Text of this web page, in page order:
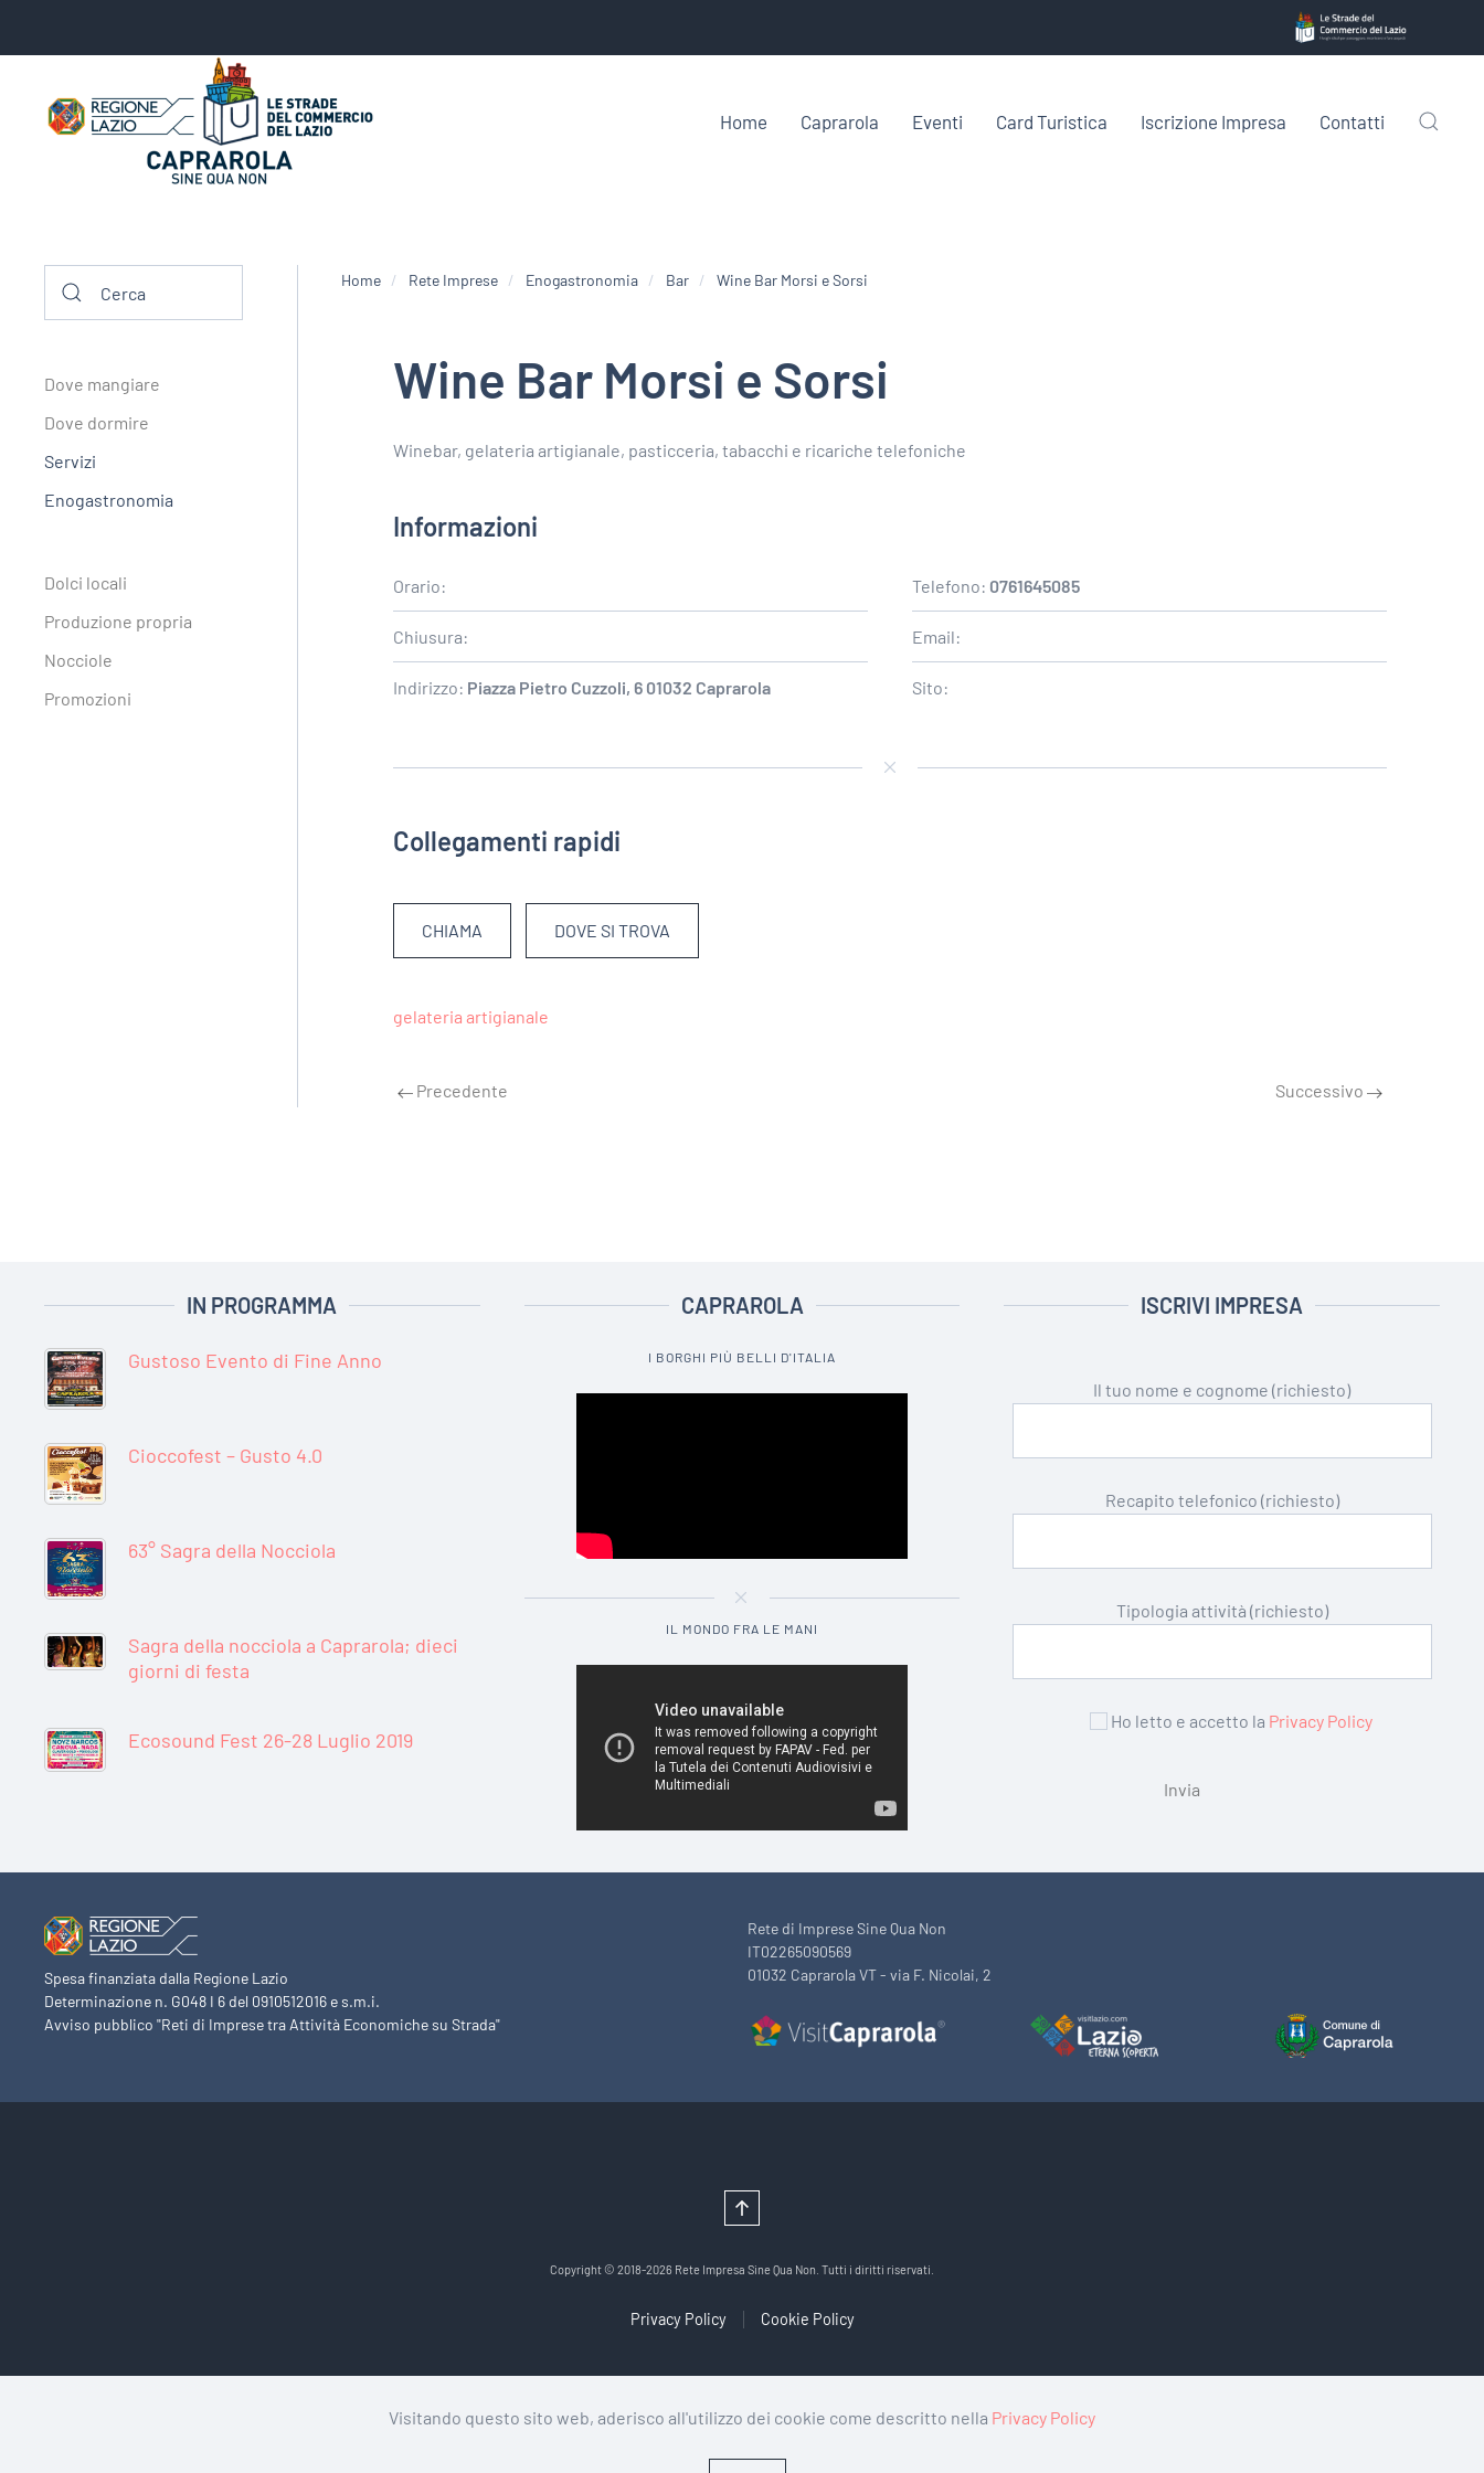
Home Caprarola Eventi Card Turistica Iscrizione Impresa Contatti
Home Rete Imprese Enogastronomia Bar Wine Bar Morsi e Sorsi
Wine Bar Morsi e Sorsi
Winebar, gelateria artigianale, pasticceria, tabacchi e ricariche telefoniche
Informazioni
Orario:
Chiusura:
Indirizzo: Piazza Pietro Cuzzoli, 6 01032 Caprarola
Telefono: 0761645085
Email:
Sito:
Collegamenti rapidi
CHIAMA DOVE SI TROVA
gelateria artigianale
Precedente Successivo
Dove mangiare
Dove dormire
Servizi
Enogastronomia
Dolci locali
Produzione propria
Nocciole
Promozioni
IN PROGRAMMA
Gustoso Evento di Fine Anno
Cioccofest – Gusto 4.0
63° Sagra della Nocciola
Sagra della nocciola a Caprarola; dieci
giorni di festa
Ecosound Fest 26-28 Luglio 2019
CAPRAROLA
I BORGHI PIÙ BELLI D'ITALIA
IL MONDO FRA LE MANI
ISCRIVI IMPRESA
Il tuo nome e cognome (richiesto)
Recapito telefonico (richiesto)
Tipologia attività (richiesto)
Ho letto e accetto la Privacy Policy
Spesa finanziata dalla Regione Lazio
Determinazione n. G048 I 6 del 0910512016 e s.m.i.
Avviso pubblico "Reti di Imprese tra Attività Economiche su Strada"
Rete di Imprese Sine Qua Non
IT02265090569
01032 Caprarola VT - via F. Nicolai, 2
Copyright © 2018-2026 Rete Impresa Sine Qua Non. Tutti i diritti riservati.
Privacy Policy Cookie Policy
Visitando questo sito web, aderisco all'utilizzo dei cookie come descritto nella Privacy Policy